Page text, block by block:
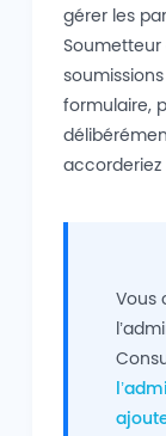
gérer les
formulaire,
Vous